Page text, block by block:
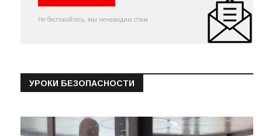
Не беспокойтесь, мы ненавидим спам
УРОКИ БЕЗОПАСНОСТИ